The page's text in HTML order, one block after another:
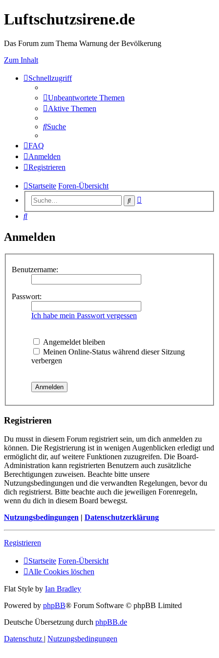
Luftschutzsirene.de
Das Forum zum Thema Warnung der Bevölkerung
Zum Inhalt
Schnellzugriff
Unbeantwortete Themen
Aktive Themen
Suche
FAQ
Anmelden
Registrieren
Startseite Foren-Übersicht
Suche
Suche
Anmelden
Benutzername:
Passwort:
Ich habe mein Passwort vergessen
Angemeldet bleiben
Meinen Online-Status während dieser Sitzung
verbergen
Registrieren
Du musst in diesem Forum registriert sein, um dich anmelden zu
können. Die Registrierung ist in wenigen Augenblicken erledigt und
ermöglicht dir, auf weitere Funktionen zuzugreifen. Die Board-
Administration kann registrierten Benutzern auch zusätzliche
Berechtigungen zuweisen. Beachte bitte unsere
Nutzungsbedingungen und die verwandten Regelungen, bevor du
dich registrierst. Bitte beachte auch die jeweiligen Forenregeln,
wenn du dich in diesem Board bewegst.
Nutzungsbedingungen | Datenschutzerklärung
Registrieren
Startseite Foren-Übersicht
Alle Cookies löschen
Flat Style by Ian Bradley
Powered by phpBB® Forum Software © phpBB Limited
Deutsche Übersetzung durch phpBB.de
Datenschutz | Nutzungsbedingungen